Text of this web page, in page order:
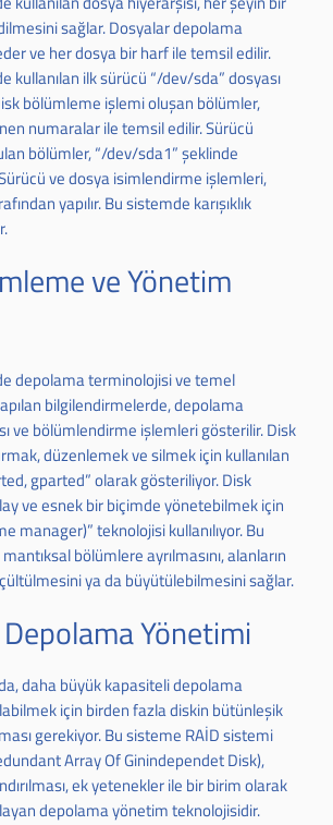
sağlar. Dosyalar depolama
ve her dosya bir harf ile temsil edilir.
kullanılan ilk sürücü “/dev/sda” dosyası
bölümleme işlemi oluşan bölümler,
numaralar ile temsil edilir. Sürücü
bölümler, “/dev/sda1” şeklinde
ve dosya isimlendirme işlemleri,
yapılır. Bu sistemde karışıklık
ve Yönetim
depolama terminolojisi ve temel
bilgilendirmelerde, depolama
ve bölümlendirme işlemleri gösterilir. Disk
düzenlemek ve silmek için kullanılan
gparted” olarak gösteriliyor. Disk
ve esnek bir biçimde yönetebilmek için
manager)” teknolojisi kullanılıyor. Bu
bölümlere ayrılmasını, alanların
ya da büyütülebilmesini sağlar.
Depolama Yönetimi
daha büyük kapasiteli depolama
için birden fazla diskin bütünleşik
gerekiyor. Bu sisteme RAİD sistemi
Array Of Ginindependet Disk),
ek yetenekler ile bir birim olarak
depolama yönetim teknolojisidir.